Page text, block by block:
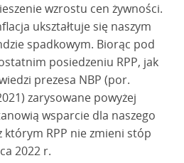
wzrostu cen żywności.
ukształtuje się naszym
spadkowym. Biorąc pod
posiedzeniu RPP, jak
prezesa NBP (por.
zarysowane powyżej
wsparcie dla naszego
którym RPP nie zmieni stóp
2022 r.